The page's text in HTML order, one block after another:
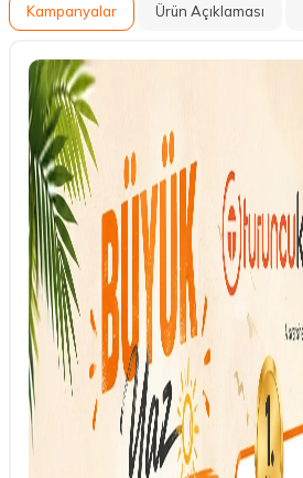
Kampanyalar Ürün Açıklaması